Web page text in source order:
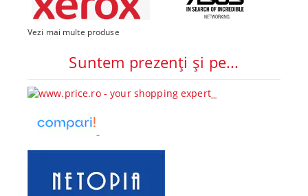
Vezi mai multe produse
Suntem prezenți și pe...